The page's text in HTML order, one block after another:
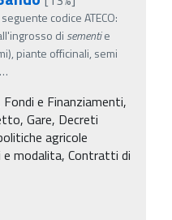
codice ATECO:
di sementie
piante officinali, semi
…
Fondi e Finanziamenti,
Gare, Decreti
agricole
modalita, Contratti di